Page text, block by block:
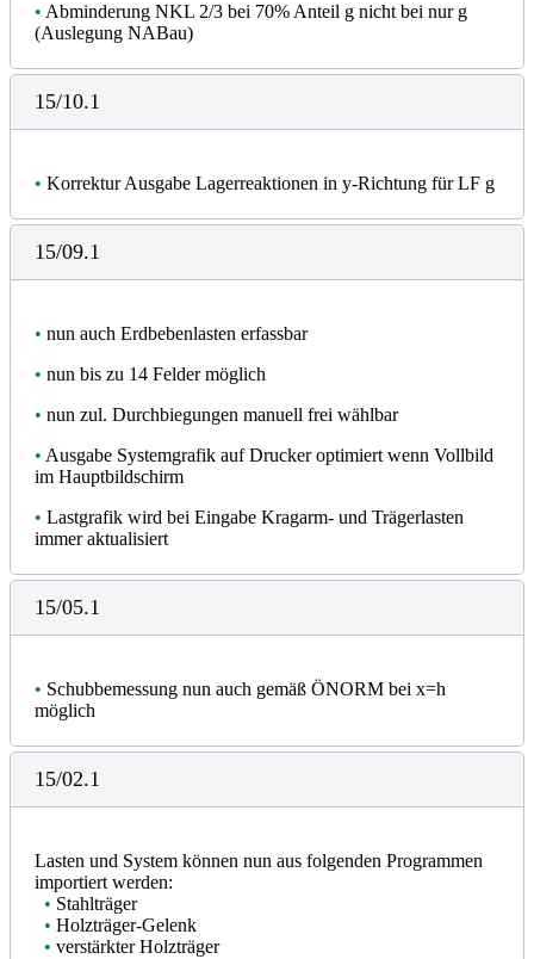
• Abminderung NKL 2/3 bei 70% Anteil g nicht bei nur g
(Auslegung NABau)
15/10.1
• Korrektur Ausgabe Lagerreaktionen in y-Richtung für LF g
15/09.1
• nun auch Erdbebenlasten erfassbar
• nun bis zu 14 Felder möglich
• nun zul. Durchbiegungen manuell frei wählbar
• Ausgabe Systemgrafik auf Drucker optimiert wenn Vollbild
im Hauptbildschirm
• Lastgrafik wird bei Eingabe Kragarm- und Trägerlasten
immer aktualisiert
15/05.1
• Schubbemessung nun auch gemäß ÖNORM bei x=h
möglich
15/02.1
Lasten und System können nun aus folgenden Programmen
importiert werden:
• Stahlträger
• Holzträger-Gelenk
• verstärkter Holzträger